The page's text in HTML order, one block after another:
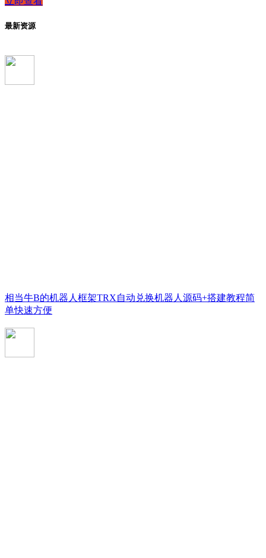
最新资源
相当牛B的机器人框架TRX自动兑换机器人源码+搭建教程简
单快速方便